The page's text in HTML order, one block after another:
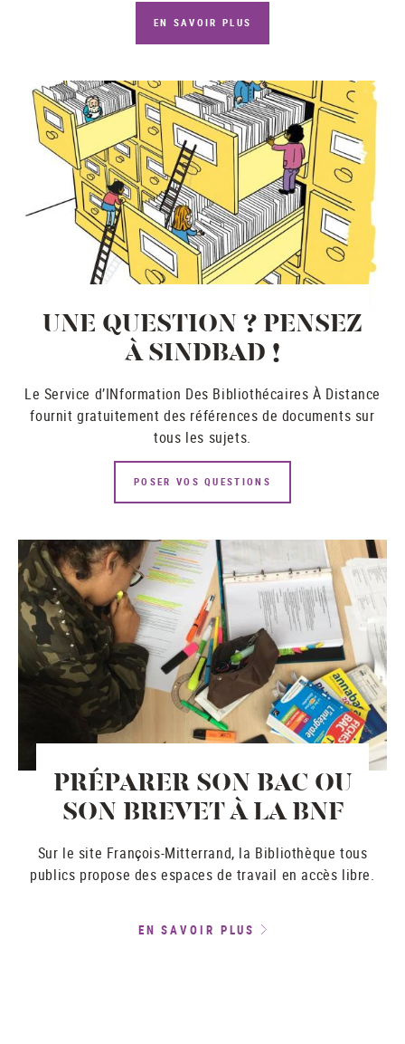
EN SAVOIR PLUS
UNE QUESTION ? PENSEZ
À SINDBAD !
Le Service d’INformation Des Bibliothécaires À Distance
fournit gratuitement des références de documents sur
tous les sujets.
POSER VOS QUESTIONS
PRÉPARER SON BAC OU
SON BREVET À LA BNF
Sur le site François-Mitterrand, la Bibliothèque tous
publics propose des espaces de travail en accès libre.
EN SAVOIR PLUS